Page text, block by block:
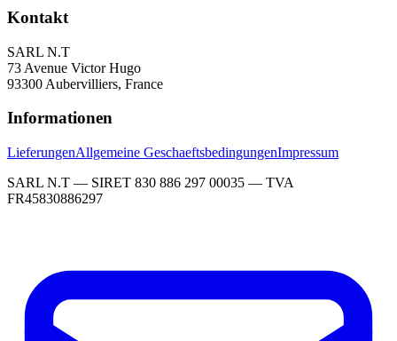
Kontakt
SARL N.T
73 Avenue Victor Hugo
93300 Aubervilliers, France
Informationen
LieferungenAllgemeine GeschaeftsbedingungenImpressum
SARL N.T — SIRET 830 886 297 00035 — TVA
FR45830886297